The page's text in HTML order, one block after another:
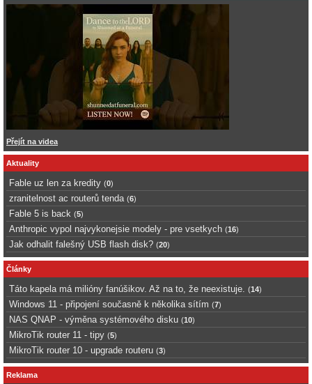
Přejít na videa
Aktuality
Fable uz len za kredity (0)
zranitelnost ac routerů tenda (6)
Fable 5 is back (5)
Anthropic vypol najvykonejsie modely - pre vsetkych (16)
Jak odhalit falešný USB flash disk? (20)
Články
Táto kapela má milióny fanúšikov. Až na to, že neexistuje. (14)
Windows 11 - připojení současně k několika sítím (7)
NAS QNAP - výměna systémového disku (10)
MikroTik router 11 - tipy (5)
MikroTik router 10 - upgrade routeru (3)
Reklama